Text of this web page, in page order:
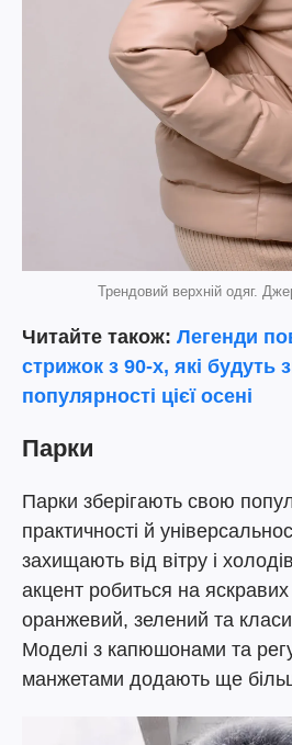
Трендовий верхній одяг.
Читайте також: Легенди
стрижок з 90-х, які будуть
популярності цієї осені
Парки
Парки зберігають свою
практичності й
захищають від вітру і
акцент робиться на
оранжевий, зелений та
Моделі з капюшонами та
манжетами додають ще